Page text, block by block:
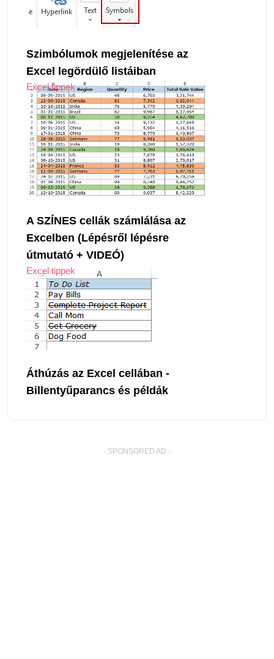
Szimbólumok megjelenítése az
Excel legördülő listáiban
Excel tippek
A SZÍNES cellák számlálása az
Excelben (Lépésről lépésre
útmutató + VIDEÓ)
Excel tippek
Áthúzás az Excel cellában -
Billentyűparancs és példák
- SPONSORED AD -